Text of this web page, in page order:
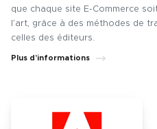
que chaque site E-Commerce
l’art, grâce à des méthodes de
celles des éditeurs.
Plus d’informations